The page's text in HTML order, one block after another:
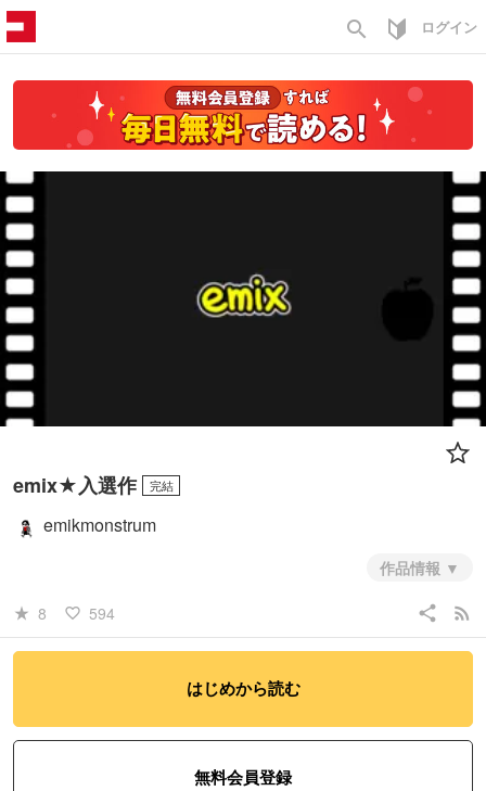
search ログイン
emix★入選作 完結
emikmonstrum
作品情報
star_rate 8 favorite_border 594 share rss_feed
はじめから読む
無料会員登録